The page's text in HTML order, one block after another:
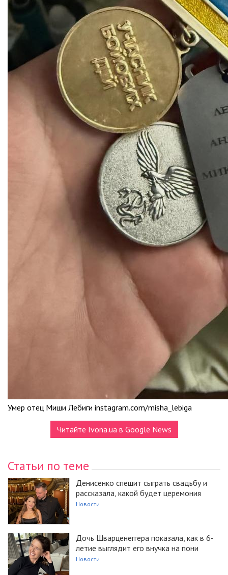
Умер отец Миши Лебиги instagram.com/misha_lebiga
Читайте Ivona.ua в Google News
Статьи по теме
Денисенко спешит сыграть свадьбу и
рассказала, какой будет церемония
Новости
Дочь Шварценеггера показала, как в 6-
летие выглядит его внучка на пони
Новости